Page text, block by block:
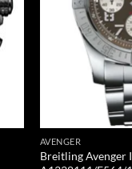
AVENGER
Breitling Avenger